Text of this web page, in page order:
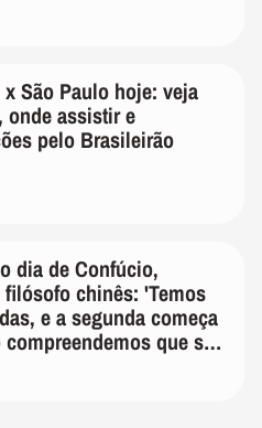
São Paulo hoje: veja
onde assistir e
pelo Brasileirão
dia de Confúcio,
chinês: 'Temos
e a segunda começa
que só